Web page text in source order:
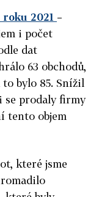
2021 –
i počet
dat
63 obchodů,
bylo 85. Snížil
se prodaly firmy
tento objem
které jsme